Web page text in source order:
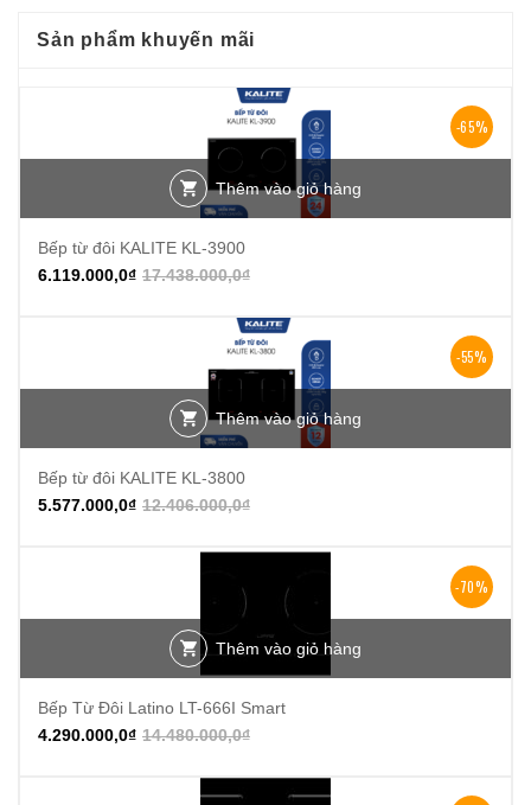
Sản phẩm khuyến mãi
-65%
Thêm vào giỏ hàng
Bếp từ đôi KALITE KL-3900
17.438.000,0₫
6.119.000,0₫
-55%
Thêm vào giỏ hàng
Bếp từ đôi KALITE KL-3800
12.406.000,0₫
5.577.000,0₫
-70%
Thêm vào giỏ hàng
Bếp Từ Đôi Latino LT-666I Smart
14.480.000,0₫
4.290.000,0₫